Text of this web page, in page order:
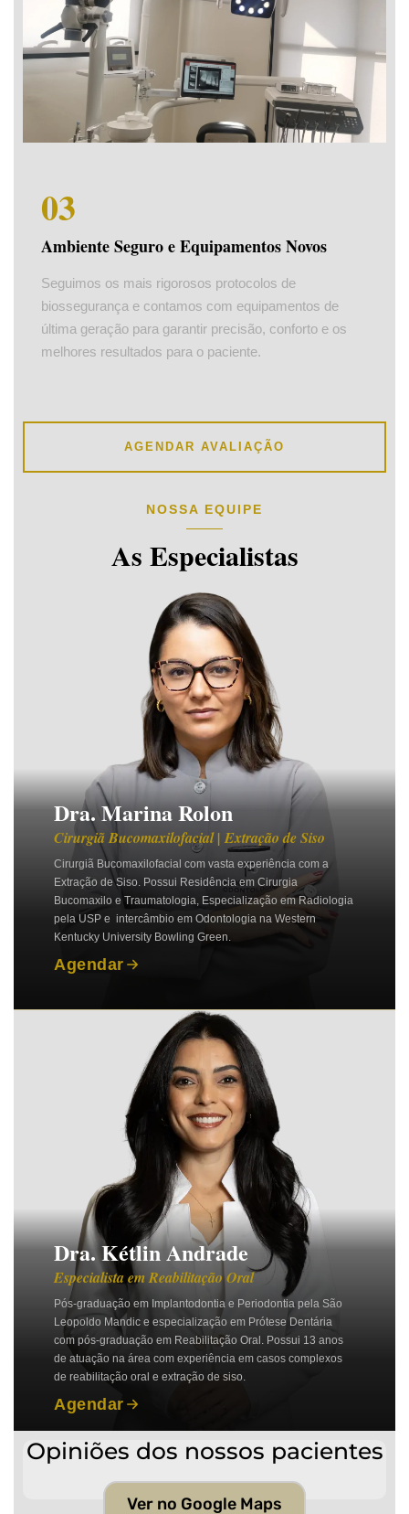
03
Ambiente Seguro e Equipamentos Novos
Seguimos os mais rigorosos protocolos de
biossegurança e contamos com equipamentos de
última geração para garantir precisão, conforto e os
melhores resultados para o paciente.
AGENDAR AVALIAÇÃO
NOSSA EQUIPE
As Especialistas
Dra. Marina Rolon
Cirurgiã Bucomaxilofacial | Extração de Siso
Cirurgiã Bucomaxilofacial com vasta experiência com a
Extração de Siso. Possui Residência em Cirurgia
Bucomaxilo e Traumatologia, Especialização em Radiologia
pela USP e intercâmbio em Odontologia na Western
Kentucky University Bowling Green.
Agendar
Dra. Kétlin Andrade
Especialista em Reabilitação Oral
Pós-graduação em Implantodontia e Periodontia pela São
Leopoldo Mandic e especialização em Prótese Dentária
com pós-graduação em Reabilitação Oral. Possui 13 anos
de atuação na área com experiência em casos complexos
de reabilitação oral e extração de siso.
Agendar
Opiniões dos nossos pacientes
Ver no Google Maps